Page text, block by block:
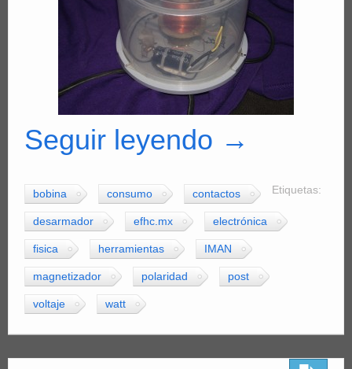
Seguir leyendo →
Etiquetas:
bobina consumo contactos
desarmador efhc.mx electrónica
fisica herramientas IMAN
magnetizador polaridad post
voltaje watt